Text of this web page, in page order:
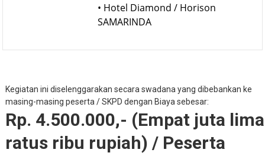
• Hotel Diamond / Horison
SAMARINDA
Kegiatan ini diselenggarakan secara swadana yang dibebankan ke
masing-masing peserta / SKPD dengan Biaya sebesar:
Rp. 4.500.000,- (Empat juta lima
ratus ribu rupiah) / Peserta